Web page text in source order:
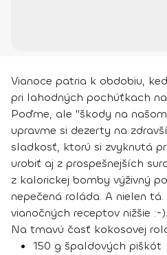
Vianoce patria k obdobiu,
pri lahodných pochúťkach
Poďme, ale "škody na
upravme si dezerty na
sladkosť, ktorú si zvyknutá
urobiť aj z prospešnejších
z kalorickej bomby výživný
nepečená roláda. A nielen
vianočných receptov nižšie :-).
Na tmavú časť kokosovej
150 g špaldových piškót